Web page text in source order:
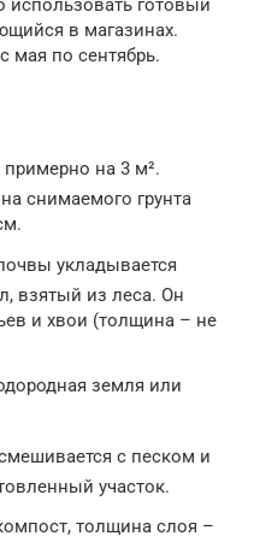
в магазинах.
мая по сентябрь.
примерно на 3 м².
снимаемого грунта
укладывается
взятый из леса. Он
и хвои (толщина – не
земля или
с песком и
участок.
толщина слоя –